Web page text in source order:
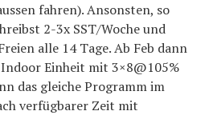
fahren). Ansonsten, so
2-3x SST/Woche und
alle 14 Tage. Ab Feb dann
Einheit mit 3×8@105%
das gleiche Programm im
verfügbarer Zeit mit